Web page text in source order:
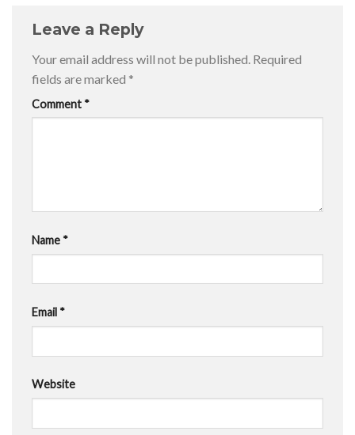
Leave a Reply
Your email address will not be published. Required
fields are marked *
Comment *
Name *
Email *
Website